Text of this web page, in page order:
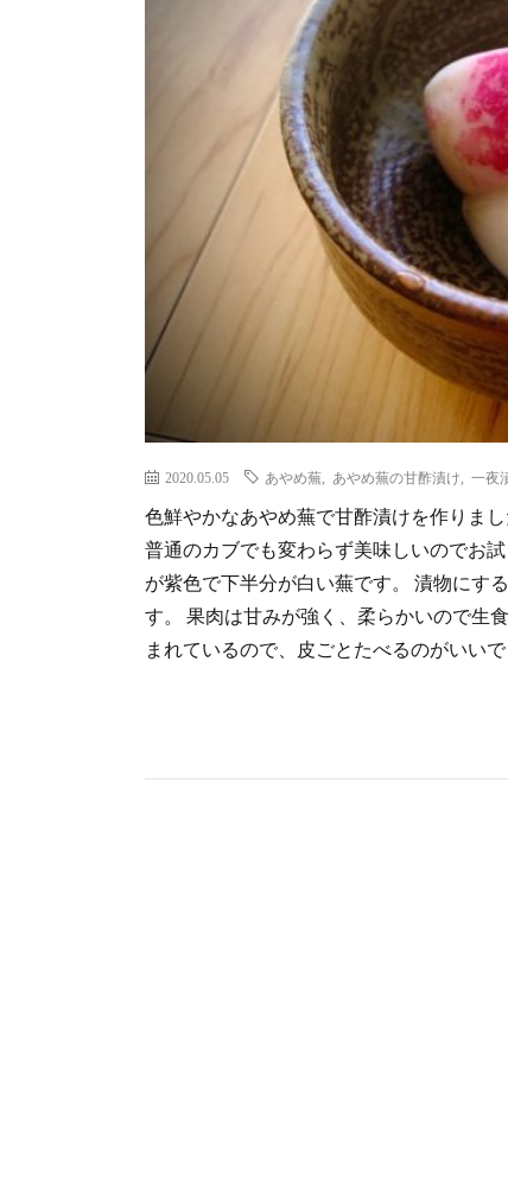
2020.05.05 あやめ蕪 あやめ蕪の甘酢漬け 一夜
色鮮やかなあやめ蕪で甘酢漬けを作りま
普通のカブでも変わらず美味しいので
が紫色で下半分が白い蕪です。 漬物にす
す。 果肉は甘みが強く、柔らかいので生
まれているので、皮ごとたべるのがいい